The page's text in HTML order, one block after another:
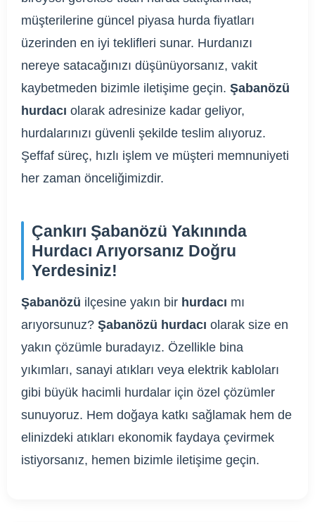
müşterilerine güncel piyasa hurda fiyatları
üzerinden en iyi teklifleri sunar. Hurdanızı
nereye satacağınızı düşünüyorsanız, vakit
kaybetmeden bizimle iletişime geçin. Şabanözü
hurdacı olarak adresinize kadar geliyor,
hurdalarınızı güvenli şekilde teslim alıyoruz.
Şeffaf süreç, hızlı işlem ve müşteri memnuniyeti
her zaman önceliğimizdir.
Çankırı Şabanözü Yakınında
Hurdacı Arıyorsanız Doğru
Yerdesiniz!
Şabanözü ilçesine yakın bir hurdacı mı
arıyorsunuz? Şabanözü hurdacı olarak size en
yakın çözümle buradayız. Özellikle bina
yıkımları, sanayi atıkları veya elektrik kabloları
gibi büyük hacimli hurdalar için özel çözümler
sunuyoruz. Hem doğaya katkı sağlamak hem de
elinizdeki atıkları ekonomik faydaya çevirmek
istiyorsanız, hemen bizimle iletişime geçin.